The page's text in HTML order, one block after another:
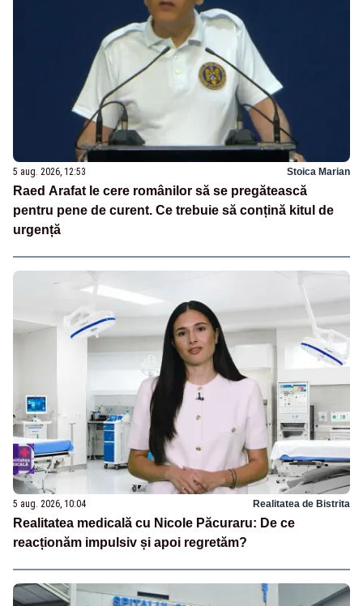
5 aug. 2026, 12:53 Stoica Marian
Raed Arafat le cere românilor să se pregătească
pentru pene de curent. Ce trebuie să conțină kitul de
urgență
5 aug. 2026, 10:04 Realitatea de Bistrita
Realitatea medicală cu Nicole Păcuraru: De ce
reacționăm impulsiv și apoi regretăm?